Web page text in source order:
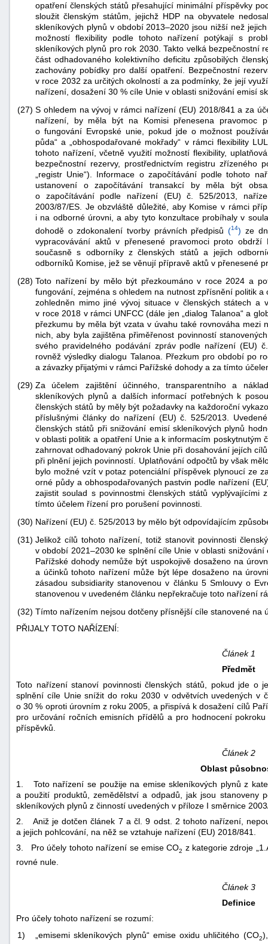
opatření členských států přesahující minimální příspěvky
sloužit členským státům, jejichž HDP na obyvatele
skleníkových plynů v období 2013–2020 jsou nižší než
možností flexibility podle tohoto nařízení potýkají s
skleníkových plynů pro rok 2030. Takto velká bezpečnostní
část odhadovaného kolektivního deficitu způsobilých
zachovány pobídky pro další opatření. Bezpečnostní
v roce 2032 za určitých okolností a za podmínky, že její
nařízení, dosažení 30 % cíle Unie v oblasti snižování emisí
(27) S ohledem na vývoj v rámci nařízení (EU) 2018/841 a za
nařízení, by měla být na Komisi přenesena pravomoc
o fungování Evropské unie, pokud jde o možnost
půda“ a „obhospodařované mokřady“ v rámci flexibility
tohoto nařízení, včetně využití možností flexibility,
bezpečnostní rezervy, prostřednictvím registru zřízeného
„registr Unie“). Informace o započítávání podle tohoto
ustanovení o započítávání transakcí by měla být
o započítávání podle nařízení (EU) č. 525/2013,
2003/87/ES. Je obzvláště důležité, aby Komise v rámci
i na odborné úrovni, a aby tyto konzultace probíhaly v
dohodě o zdokonalení tvorby právních předpisů(14) ze
vypracovávání aktů v přenesené pravomoci proto
současně s odborníky z členských států a jejich
odborníků Komise, jež se věnují přípravě aktů v přenesené
(28) Toto nařízení by mělo být přezkoumáno v roce 2024 a
fungování, zejména s ohledem na nutnost zpřísnění politik
zohledněn mimo jiné vývoj situace v členských státech a
v roce 2018 v rámci UNFCC (dále jen „dialog Talanoa“ a
přezkumu by měla být vzata v úvahu také rovnováha
nich, aby byla zajištěna přiměřenost povinností
svého pravidelného podávání zpráv podle nařízení (EU)
rovněž výsledky dialogu Talanoa. Přezkum pro období po
a závazky přijatými v rámci Pařížské dohody a za tímto
(29) Za účelem zajištění účinného, transparentního a
skleníkových plynů a dalších informací potřebných k
členských států by měly být požadavky na každoroční
příslušnými články do nařízení (EU) č. 525/2013.
členských států při snižování emisí skleníkových plynů
v oblasti politik a opatření Unie a k informacím poskytnutým
zahrnovat odhadovaný pokrok Unie při dosahování jejích
při plnění jejich povinností. Uplatňování odpočtů by však
bylo možné vzít v potaz potenciální příspěvek plynoucí ze
orné půdy a obhospodařovaných pastvin podle nařízení
zajistit soulad s povinnostmi členských států
tímto účelem řízení pro porušení povinnosti.
(30) Nařízení (EU) č. 525/2013 by mělo být odpovídajícím
(31) Jelikož cílů tohoto nařízení, totiž stanovit povinnosti
v období 2021–2030 ke splnění cíle Unie v oblasti
Pařížské dohody nemůže být uspokojivě dosaženo na
a účinků tohoto nařízení může být lépe dosaženo na
zásadou subsidiarity stanovenou v článku 5 Smlouvy o
stanovenou v uvedeném článku nepřekračuje toto nařízení
(32) Tímto nařízením nejsou dotčeny přísnější cíle stanovené na
PŘIJALY TOTO NAŘÍZENÍ:
Článek 1
Předmět
Toto nařízení stanoví povinnosti členských států, pokud jde o
splnění cíle Unie snížit do roku 2030 v odvětvích uvedených v
o 30 % oproti úrovním z roku 2005, a přispívá k dosažení cílů
pro určování ročních emisních přídělů a pro hodnocení
příspěvků.
Článek 2
Oblast
1. Toto nařízení se použije na emise skleníkových plynů z
a použití produktů, zemědělství a odpadů, jak jsou stanoveny
skleníkových plynů z činností uvedených v příloze I směrnice
2. Aniž je dotčen článek 7 a čl. 9 odst. 2 tohoto nařízení,
a jejich pohlcování, na něž se vztahuje nařízení (EU) 2018/841.
3. Pro účely tohoto nařízení se emise CO2 z kategorie zdroje
rovné nule.
Článek 3
Definice
Pro účely tohoto nařízení se rozumí:
1)
„emisemi skleníkových plynů“ emise oxidu uhličitého (CO2